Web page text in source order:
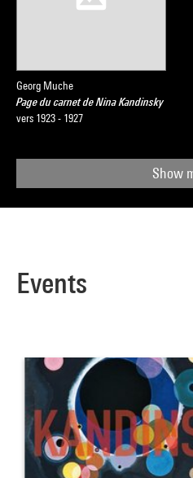
Georg Muche
Page du carnet de Nina Kandinsky
vers 1923 - 1927
Show
Events